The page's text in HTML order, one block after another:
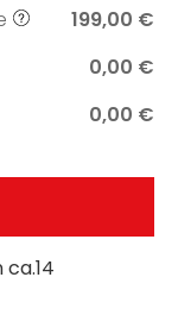
199,00 €
0,00 €
0,00 €